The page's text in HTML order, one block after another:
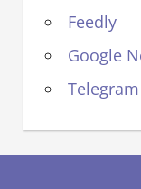
Feedly
Google
Telegram